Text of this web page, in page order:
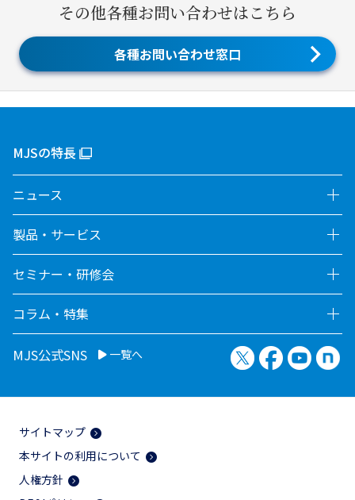
その他各種お問い合わせはこちら
各種お問い合わせ窓口
MJSの特長
ニュース
製品・サービス
セミナー・研修会
コラム・特集
MJS公式SNS 一覧へ X（旧Twitter）
Facebook
サイトマップ
本サイトの利用について
人権方針